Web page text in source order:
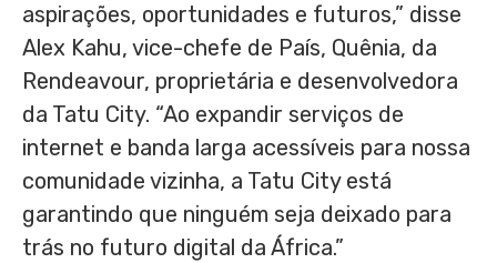
aspirações, oportunidades e futuros,” disse
Alex Kahu, vice-chefe de País, Quênia, da
Rendeavour, proprietária e desenvolvedora
da Tatu City. “Ao expandir serviços de
internet e banda larga acessíveis para nossa
comunidade vizinha, a Tatu City está
garantindo que ninguém seja deixado para
trás no futuro digital da África.”